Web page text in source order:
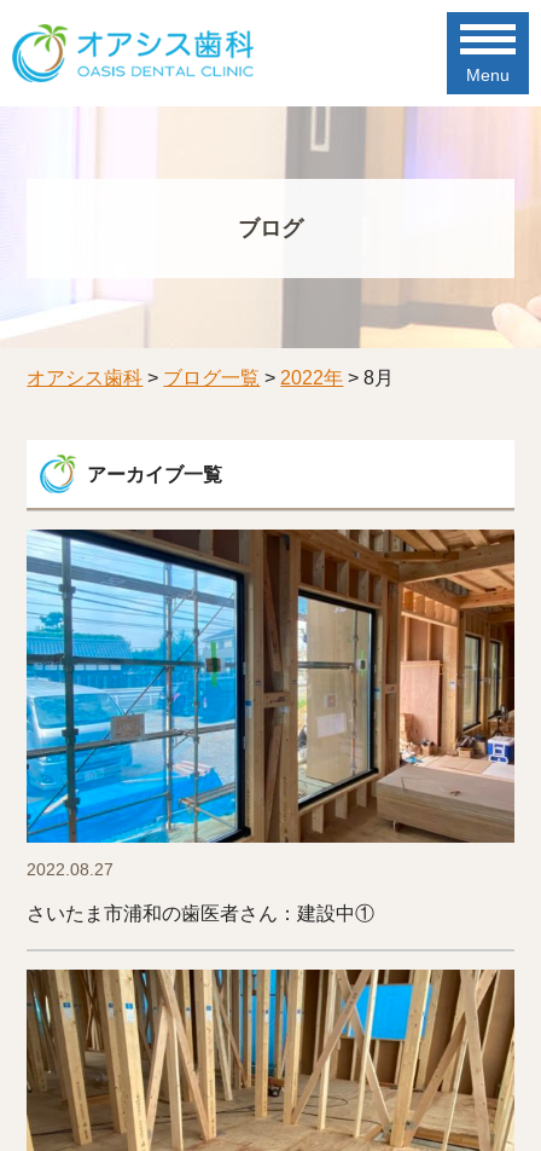
Menu
ブログ
オアシス歯科 > ブログ一覧 > 2022年 >8月
アーカイブ一覧
2022.08.27
さいたま市浦和の歯医者さん：建設中①